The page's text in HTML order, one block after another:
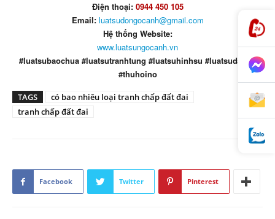
Điện thoại: 0944 450 105
Email: luatsudongocanh@gmail.com
Hệ thống Website:
www.luatsungocanh.vn
#luatsubaochua #luatsutranhtung #luatsuhinhsu #luatsudatdai
#thuhoino
TAGS
có bao nhiêu loại tranh chấp đất đai
tranh chấp đất đai
Facebook Twitter Pinterest